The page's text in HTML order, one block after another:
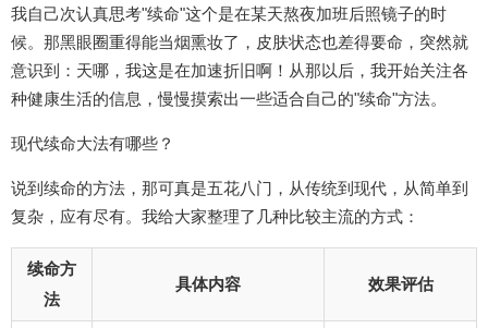
我自己次认真思考"续命"这个是在某天熬夜加班后照镜子的时
候。那黑眼圈重得能当烟熏妆了，皮肤状态也差得要命，突然就
意识到：天哪，我这是在加速折旧啊！从那以后，我开始关注各
种健康生活的信息，慢慢摸索出一些适合自己的"续命"方法。
现代续命大法有哪些？
说到续命的方法，那可真是五花八门，从传统到现代，从简单到
复杂，应有尽有。我给大家整理了几种比较主流的方式：
续命方
法
具体内容 效果评估